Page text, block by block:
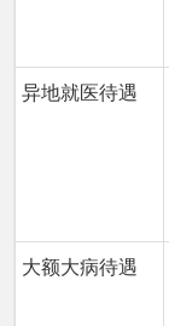
异地就医待遇
大额大病待遇